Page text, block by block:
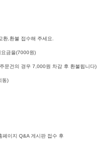
,환불 접수해 주세요.
금을(7000원)
문건의 경우 7,000원 차감 후 환불됩니다)
동)
페이지 Q&A 게시판 접수 후